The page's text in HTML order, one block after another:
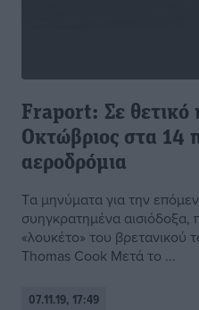
Fraport: Σε θετικό
Οκτώβριος στα 14
αεροδρόμια
Tα μηνύματα για την
συηγκρατημένα αισιόδοξα,
«λουκέτο» του βρετανικού
Thomas Cook Μετά το ...
07.11.19, 17:49